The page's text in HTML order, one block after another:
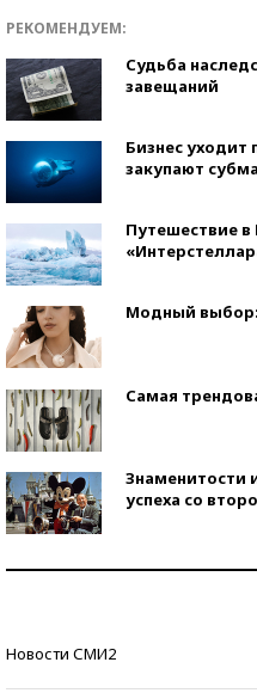
РЕКОМЕНДУЕМ:
Судьба
завещаний
Бизнес уходит
закупают
Путешествие
Модный выбор:
Самая
Знаменитости
успеха со
Новости СМИ2